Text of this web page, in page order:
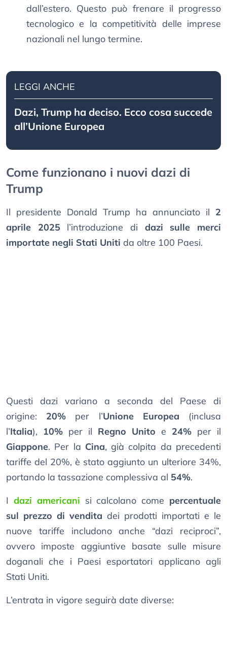
dall’estero. Questo può frenare il progresso
tecnologico e la competitività delle imprese
nazionali nel lungo termine.
LEGGI ANCHE
Dazi, Trump ha deciso. Ecco cosa succede
all’Unione Europea
Come funzionano i nuovi dazi di
Trump
Il presidente Donald Trump ha annunciato il 2
aprile 2025 l’introduzione di dazi sulle merci
importate negli Stati Uniti da oltre 100 Paesi.
Questi dazi variano a seconda del Paese di
origine: 20% per l’Unione Europea (inclusa
l’Italia), 10% per il Regno Unito e 24% per il
Giappone. Per la Cina, già colpita da precedenti
tariffe del 20%, è stato aggiunto un ulteriore 34%,
portando la tassazione complessiva al 54%.
I dazi americani si calcolano come percentuale
sul prezzo di vendita dei prodotti importati e le
nuove tariffe includono anche “dazi reciproci”,
ovvero imposte aggiuntive basate sulle misure
doganali che i Paesi esportatori applicano agli
Stati Uniti.
L’entrata in vigore seguirà date diverse: